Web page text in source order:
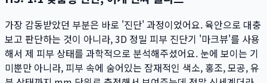
가장 감동받았던 부분은 바로 '진단' 과정이었어요. 육안으로 대충
보고 판단하는 것이 아니라, 3D 정밀 피부 진단기 '마크뷰'를 사용
해서 제 피부 상태를 과학적으로 분석해주셨어요. 눈에 보이는 기
미뿐만 아니라, 피부 속에 숨어있는 잠재적인 색소, 홍조, 모공, 유